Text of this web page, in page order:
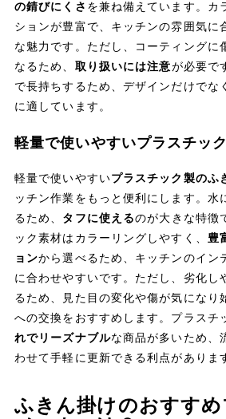
の錆びにくさ を兼ね備えています。カ
ションが豊富で、キッチンの雰囲気に
な魅力です。ただし、コーティングに
なるため、 取り扱いには注意が必要で
で長持ちするため、デザインだけでな
に適しています。
軽量で使いやすいプラスチッ
軽量で使いやすいプラスチック製のふ
ッチン作業をもっと便利にします。水
るため、 タフに使えるのが大きな特徴
ック素材はカラーリングしやすく、 豊
ョンから選べるため、キッチンのイン
に合わせやすいです。ただし、劣化し
るため、見た目の変化や傷が気になり
への交換をおすすめします。プラスチ
れでリーズナブルな商品が多いため、
わせて手軽に更新できる利点がありま
ふきん掛けのおすすめ